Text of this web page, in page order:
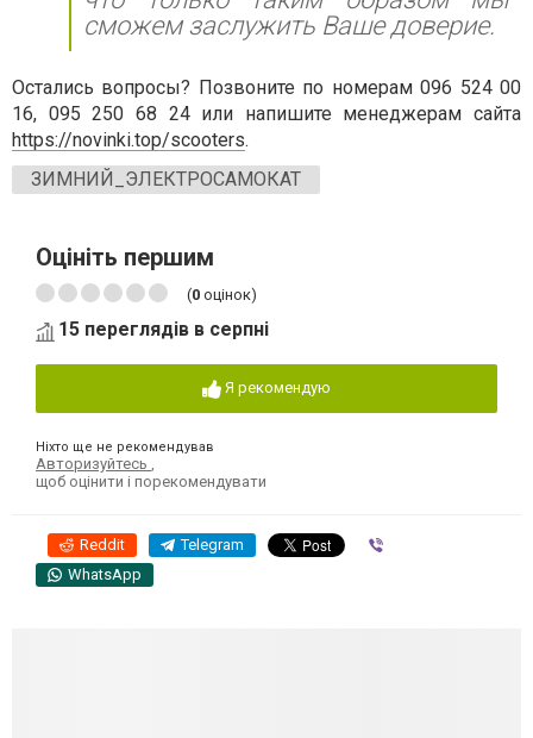
сможем заслужить Ваше доверие.
Остались вопросы? Позвоните по номерам 096 524 00
16, 095 250 68 24 или напишите менеджерам сайта
https://novinki.top/scooters.
ЗИМНИЙ_ЭЛЕКТРОСАМОКАТ
Оцініть першим
(0 оцінок)
15 переглядів в серпні
Я рекомендую
Ніхто ще не рекомендував
Авторизуйтесь
щоб оцінити і порекомендувати
Reddit Telegram
WhatsApp